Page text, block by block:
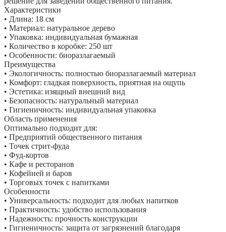
Характеристики
• Длина: 18 см
• Материал: натуральное дерево
• Упаковка: индивидуальная бумажная
• Количество в коробке: 250 шт
• Особенности: биоразлагаемый
Преимущества
• Экологичность: полностью биоразлагаемый материал
• Комфорт: гладкая поверхность, приятная на ощупь
• Эстетика: изящный внешний вид
• Безопасность: натуральный материал
• Гигиеничность: индивидуальная упаковка
Область применения
Оптимально подходит для:
• Предприятий общественного питания
• Точек стрит-фуда
• Фуд-кортов
• Кафе и ресторанов
• Кофейней и баров
• Торговых точек с напитками
Особенности
• Универсальность: подходит для любых напитков
• Практичность: удобство использования
• Надежность: прочность конструкции
• Гигиеничность: защита от загрязнений благодаря